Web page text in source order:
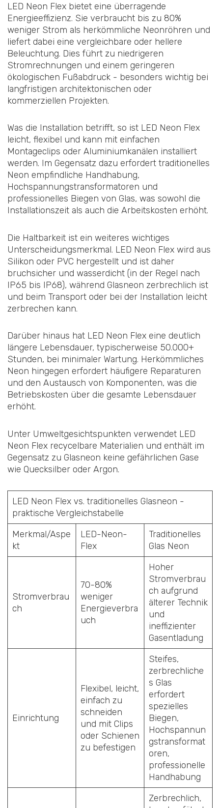
LED Neon Flex bietet eine überragende
Energieeffizienz. Sie verbraucht bis zu 80%
weniger Strom als herkömmliche Neonröhren und
liefert dabei eine vergleichbare oder hellere
Beleuchtung. Dies führt zu niedrigeren
Stromrechnungen und einem geringeren
ökologischen Fußabdruck - besonders wichtig bei
langfristigen architektonischen oder
kommerziellen Projekten.
Was die Installation betrifft, so ist LED Neon Flex
leicht, flexibel und kann mit einfachen
Montageclips oder Aluminiumkanälen installiert
werden. Im Gegensatz dazu erfordert traditionelles
Neon empfindliche Handhabung,
Hochspannungstransformatoren und
professionelles Biegen von Glas, was sowohl die
Installationszeit als auch die Arbeitskosten erhöht.
Die Haltbarkeit ist ein weiteres wichtiges
Unterscheidungsmerkmal. LED Neon Flex wird aus
Silikon oder PVC hergestellt und ist daher
bruchsicher und wasserdicht (in der Regel nach
IP65 bis IP68), während Glasneon zerbrechlich ist
und beim Transport oder bei der Installation leicht
zerbrechen kann.
Darüber hinaus hat LED Neon Flex eine deutlich
längere Lebensdauer, typischerweise 50.000+
Stunden, bei minimaler Wartung. Herkömmliches
Neon hingegen erfordert häufigere Reparaturen
und den Austausch von Komponenten, was die
Betriebskosten über die gesamte Lebensdauer
erhöht.
Unter Umweltgesichtspunkten verwendet LED
Neon Flex recycelbare Materialien und enthält im
Gegensatz zu Glasneon keine gefährlichen Gase
wie Quecksilber oder Argon.
LED Neon Flex vs. traditionelles Glasneon -
praktische Vergleichstabelle
Merkmal/Aspe
kt
LED-Neon-
Flex
Traditionelles
Glas Neon
Stromverbrau
ch
70-80%
weniger
Energieverbra
uch
Hoher
Stromverbrau
ch aufgrund
älterer Technik
und
ineffizienter
Gasentladung
Einrichtung
Flexibel, leicht,
einfach zu
schneiden
und mit Clips
oder Schienen
zu befestigen
Steifes,
zerbrechliche
s Glas
erfordert
spezielles
Biegen,
Hochspannun
gstransformat
oren,
professionelle
Handhabung
Zerbrechlich,